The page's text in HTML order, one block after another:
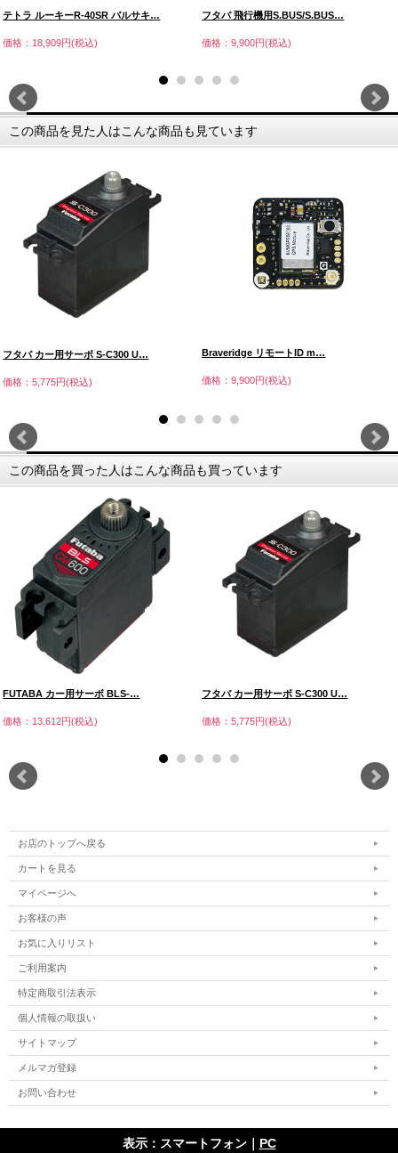
テトラ ルーキーR-40SR バルサキ…
価格：18,909円(税込)
フタバ 飛行機用S.BUS/S.BUS…
価格：9,900円(税込)
この商品を見た人はこんな商品も見ています
フタバ カー用サーボ S-C300 U…
価格：5,775円(税込)
Braveridge リモートID m…
価格：9,900円(税込)
この商品を買った人はこんな商品も買っています
FUTABA カー用サーボ BLS-…
価格：13,612円(税込)
フタバ カー用サーボ S-C300 U…
価格：5,775円(税込)
お店のトップへ戻る
カートを見る
マイページへ
お客様の声
お気に入りリスト
ご利用案内
特定商取引法表示
個人情報の取扱い
サイトマップ
メルマガ登録
お問い合わせ
表示：スマートフォン｜ PC